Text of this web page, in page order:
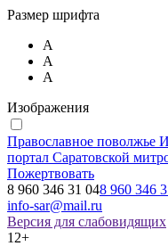
Размер шрифта
А
А
А
Изображения
Православное поволжье
портал Саратовской
Пожертвовать
8 960 346 31 048 960 346
info-sar@mail.ru
Версия для слабовидящих
12+